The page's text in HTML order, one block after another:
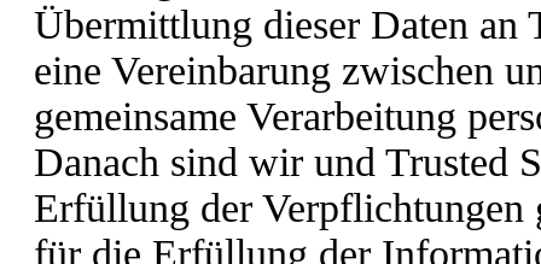
Übermittlung dieser Daten an
eine Vereinbarung zwischen
gemeinsame Verarbeitung
Danach sind wir und Trusted
Erfüllung der Verpflichtungen
für die Erfüllung der